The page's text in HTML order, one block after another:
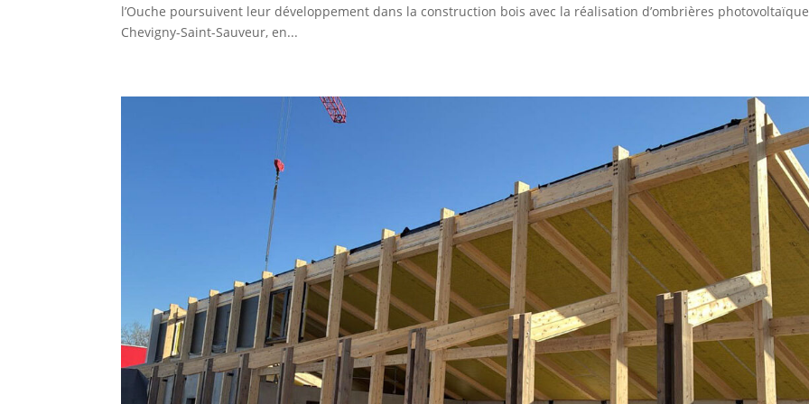
l’Ouche poursuivent leur développement dans la construction bois avec la réalisation d’ombrières
Chevigny-Saint-Sauveur, en...